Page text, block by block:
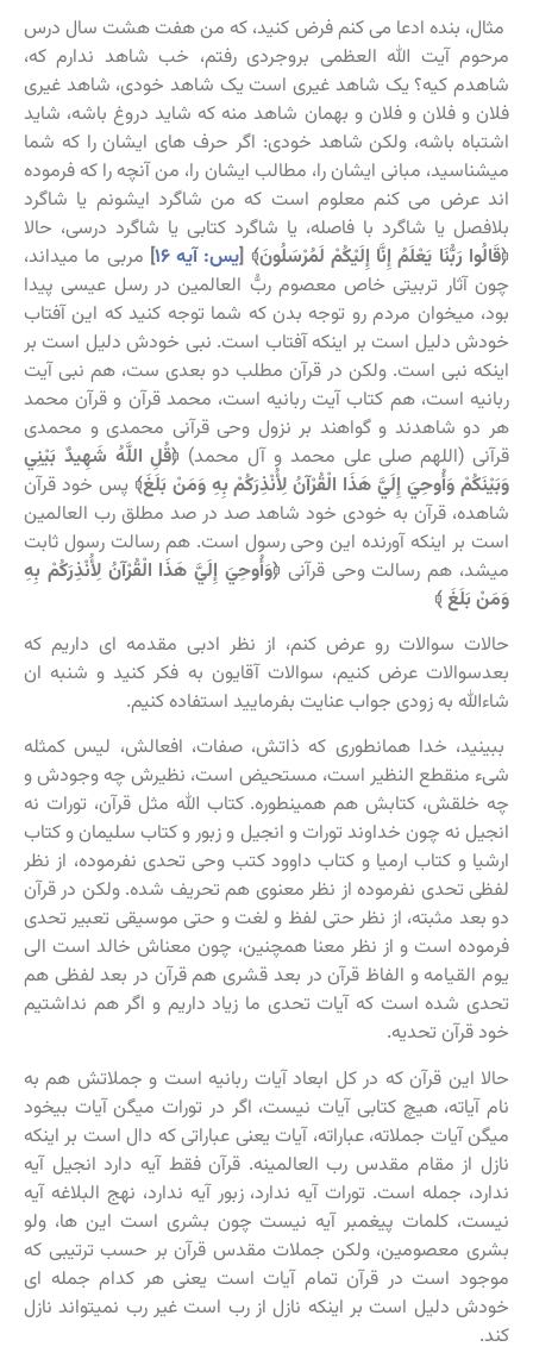
مثال، بنده ادعا می کنم فرض کنید، که من هفت هشت سال درس
مرحوم آیت الله العظمی بروجردی رفتم، خب شاهد ندارم که،
شاهدم کیه؟ یک شاهد غیری است یک شاهد خودی، شاهد غیری
فلان و فلان و فلان و بهمان شاهد منه که شاید دروغ باشه، شاید
اشتباه باشه، ولکن شاهد خودی: اگر حرف های ایشان را که شما
میشناسید، مبانی ایشان را، مطالب ایشان را، من آنچه را که فرموده
اند عرض می کنم معلوم است که من شاگرد ایشونم یا شاگرد
بلافصل یا شاگرد با فاصله، یا شاگرد کتابی یا شاگرد درسی، حالا
﴿قَالُوا رَبُّنَا يَعْلَمُ إِنَّا إِلَيْكُمْ لَمُرْسَلُونَ﴾ [یس: آیه ۱۶ ] مربی ما میداند،
چون آثار تربیتی خاص معصوم ربُّ العالمین در رسل عیسی پیدا
بود، میخوان مردم رو توجه بدن که شما توجه کنید که این آفتاب
خودش دلیل است بر اینکه آفتاب است. نبی خودش دلیل است بر
اینکه نبی است. ولکن در قرآن مطلب دو بعدی ست، هم نبی آیت
ربانیه است، هم کتاب آیت ربانیه است، محمد قرآن و قرآن محمد
هر دو شاهدند و گواهند بر نزول وحی قرآنی محمدی و محمدی
قرآنی (اللهم صلی علی محمد و آل محمد) ﴿قُلِ اللَّهُ شَهِيدٌ بَيْنِي
وَبَيْنَكُمْ وَأُوحِيَ إِلَيَّ هَذَا الْقُرْآنُ لِأُنْذِرَكُمْ بِهِ وَمَنْ بَلَغَ﴾ پس خود قرآن
شاهده، قرآن به خودی خود شاهد صد در صد مطلق رب العالمین
است بر اینکه آورنده این وحی رسول است. هم رسالت رسول ثابت
میشد، هم رسالت وحی قرآنی ﴿وَأُوحِيَ إِلَيَّ هَذَا الْقُرْآنُ لِأُنْذِرَكُمْ بِهِ
وَمَنْ بَلَغَ ﴾
حالات سوالات رو عرض کنم، از نظر ادبی مقدمه ای داریم که
بعدسوالات عرض کنیم، سوالات آقایون به فکر کنید و ­­شنبه ان
شاءالله به زودی جواب عنایت بفرمایید استفاده کنیم.
ببینید، خدا همانطوری که ذاتش، صفات، افعالش، لیس کمثله
شیء منقطع النظیر است، مستحیض است، نظیرش چه وجودش و
چه خلقش، کتابش هم همینطوره. کتاب الله مثل قرآن، تورات نه
انجیل نه چون خداوند تورات و انجیل و زبور و کتاب سلیمان و کتاب
ارشیا و کتاب ارمیا و کتاب داوود کتب وحی تحدی نفرموده، از نظر
لفظی تحدی نفرموده از نظر معنوی هم تحریف شده. ولکن در قرآن
دو بعد مثبته، از نظر حتی لفظ و لغت و حتی موسیقی تعبیر تحدی
فرموده است و از نظر معنا همچنین، چون معناش خالد است الی
یوم القیامه و الفاظ قرآن در بعد قشری هم قرآن در بعد لفظی هم
تحدی شده است که آیات تحدی ما زیاد داریم و اگر هم نداشتیم
خود قرآن تحدیه.
حالا این قرآن که در کل ابعاد آیات ربانیه است و جملاتش هم به
نام آیاته، هیچ کتابی آیات نیست، اگر در تورات میگن آیات بیخود
میگن آیات جملاته، عباراته، آیات یعنی عباراتی که دال است بر اینکه
نازل از مقام مقدس رب العالمینه. قرآن فقط آیه دارد انجیل آیه
ندارد، جمله است. تورات آیه ندارد، زبور آیه ندارد، نهج البلاغه آیه
نیست، کلمات پیغمبر آیه نیست چون بشری است این ها، ولو
بشری معصومین، ولکن جملات مقدس قرآن بر حسب ترتیبی که
موجود است در قرآن تمام آیات است یعنی هر کدام جمله ای
خودش دلیل است بر اینکه نازل از رب است غیر رب نمیتواند نازل
کند.